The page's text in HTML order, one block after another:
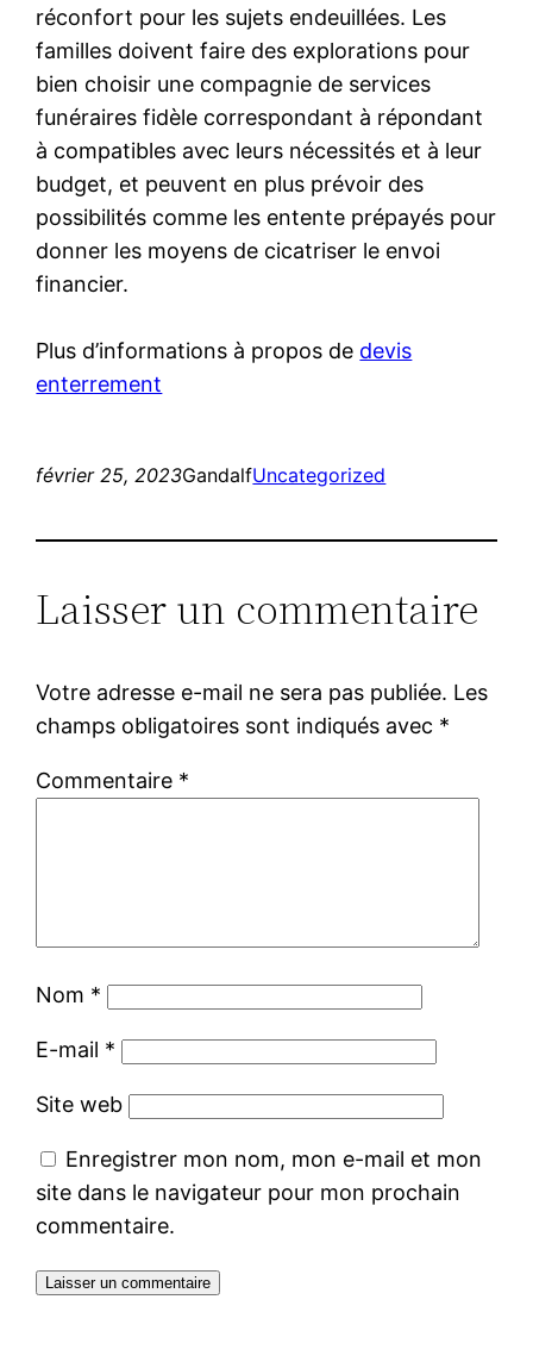
réconfort pour les sujets endeuillées. Les
familles doivent faire des explorations pour
bien choisir une compagnie de services
funéraires fidèle correspondant à répondant
à compatibles avec leurs nécessités et à leur
budget, et peuvent en plus prévoir des
possibilités comme les entente prépayés pour
donner les moyens de cicatriser le envoi
financier.
Plus d’informations à propos de devis
enterrement
février 25, 2023GandalfUncategorized
Laisser un commentaire
Votre adresse e-mail ne sera pas publiée. Les
champs obligatoires sont indiqués avec *
Commentaire *
Nom *
E-mail *
Site web
Enregistrer mon nom, mon e-mail et mon
site dans le navigateur pour mon prochain
commentaire.